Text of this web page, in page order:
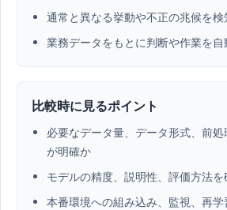
通常と異なる挙動や不正の兆候を検
業務データをもとに判断や作業を自
比較時に見るポイント
必要なデータ量、データ形式、前
が明確か
モデルの精度、説明性、評価方法
本番環境への組み込み、監視、再学